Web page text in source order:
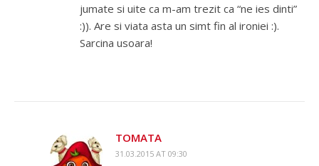
jumate si uite ca m-am trezit ca “ne ies dinti”
:)). Are si viata asta un simt fin al ironiei :).
Sarcina usoara!
TOMATA
31.03.2015 AT 09:30